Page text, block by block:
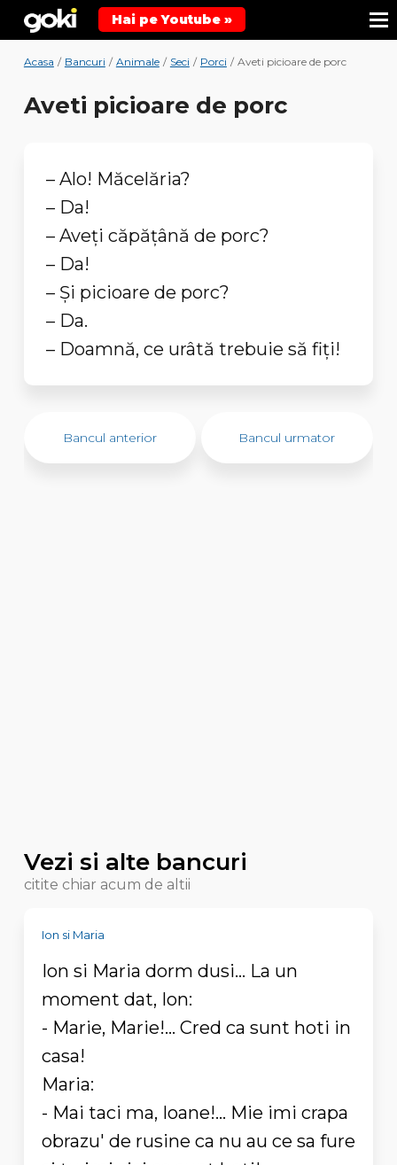
Hai pe Youtube »
Acasa / Bancuri / Animale / Seci / Porci / Aveti picioare de porc
Aveti picioare de porc
– Alo! Măcelăria?
– Da!
– Aveţi căpăţână de porc?
– Da!
– Şi picioare de porc?
– Da.
– Doamnă, ce urâtă trebuie să fiţi!
Bancul anterior Bancul urmator
Vezi si alte bancuri
citite chiar acum de altii
Ion si Maria
Ion si Maria dorm dusi... La un
moment dat, Ion:
- Marie, Marie!... Cred ca sunt hoti in
casa!
Maria:
- Mai taci ma, Ioane!... Mie imi crapa
obrazu' de rusine ca nu au ce sa fure